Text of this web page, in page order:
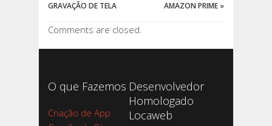
GRAVAÇÃO DE TELA
AMAZON PRIME »
Comments are closed.
O que Fazemos
Criação de App
Desenvolvedor
Homologado
Locaweb